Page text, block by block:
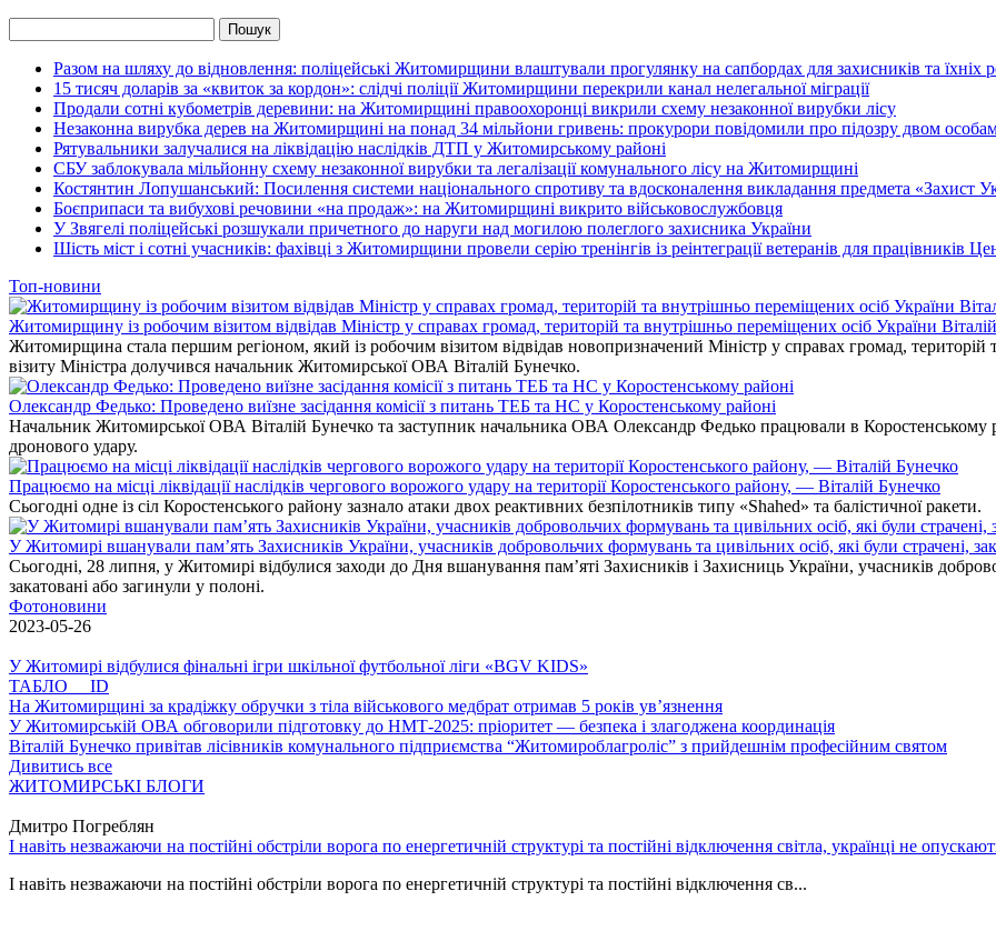
Разом на шляху до відновлення: поліцейські Житомирщини влаштували прогулянку на сапбордах для захисників та їхніх
15 тисяч доларів за «квиток за кордон»: слідчі поліції Житомирщини перекрили канал нелегальної міграції
Продали сотні кубометрів деревини: на Житомирщині правоохоронці викрили схему незаконної вирубки лісу
Незаконна вирубка дерев на Житомирщині на понад 34 мільйони гривень: прокурори повідомили про підозру двом
Рятувальники залучалися на ліквідацію наслідків ДТП у Житомирському районі
СБУ заблокувала мільйонну схему незаконної вирубки та легалізації комунального лісу на Житомирщині
Костянтин Лопушанський: Посилення системи національного спротиву та вдосконалення викладання предмета «Захист
Боєприпаси та вибухові речовини «на продаж»: на Житомирщині викрито військовослужбовця
У Звягелі поліцейські розшукали причетного до наруги над могилою полеглого захисника України
Шість міст і сотні учасників: фахівці з Житомирщини провели серію тренінгів із реінтеграції ветеранів для працівників
Топ-новини
Житомирщину із робочим візитом відвідав Міністр у справах громад, територій та внутрішньо переміщених осіб України Віталій
Житомирщина стала першим регіоном, який із робочим візитом відвідав новопризначений Міністр у справах громад, територій
візиту Міністра долучився начальник Житомирської ОВА Віталій Бунечко.
Олександр Федько: Проведено виїзне засідання комісії з питань ТЕБ та НС у Коростенському районі
Начальник Житомирської ОВА Віталій Бунечко та заступник начальника ОВА Олександр Федько працювали в Коростенському
дронового удару.
Працюємо на місці ліквідації наслідків чергового ворожого удару на території Коростенського району, — Віталій Бунечко
Сьогодні одне із сіл Коростенського району зазнало атаки двох реактивних безпілотників типу «Shahed» та балістичної ракети.
У Житомирі вшанували пам’ять Захисників України, учасників добровольчих формувань та цивільних осіб, які були страчені,
Сьогодні, 28 липня, у Житомирі відбулися заходи до Дня вшанування пам’яті Захисників і Захисниць України, учасників
закатовані або загинули у полоні.
Фотоновини
2023-05-26
У Житомирі відбулися фінальні ігри шкільної футбольної ліги «BGV KIDS»
ТАБЛО ID
На Житомирщині за крадіжку обручки з тіла військового медбрат отримав 5 років ув’язнення
У Житомирській ОВА обговорили підготовку до НМТ-2025: пріоритет — безпека і злагоджена координація
Віталій Бунечко привітав лісівників комунального підприємства “Житомироблагроліс” з прийдешнім професійним святом
Дивитись все
ЖИТОМИРСЬКІ БЛОГИ
Дмитро Погреблян
І навіть незважаючи на постійні обстріли ворога по енергетичній структурі та постійні відключення світла, українці не
І навіть незважаючи на постійні обстріли ворога по енергетичній структурі та постійні відключення св...